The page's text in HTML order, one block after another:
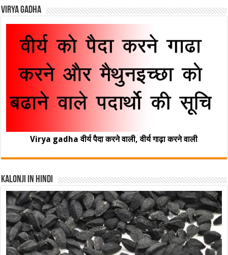
Virya Gadha
Virya gadha वीर्य पैदा करने वाली, वीर्य गाढ़ा करने वाली
Kalonji In Hindi